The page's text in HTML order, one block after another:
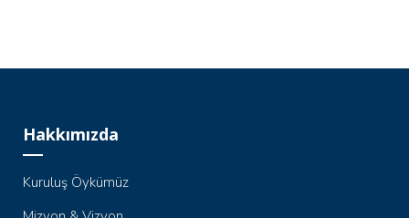
Hakkımızda
Kuruluş Öykümüz